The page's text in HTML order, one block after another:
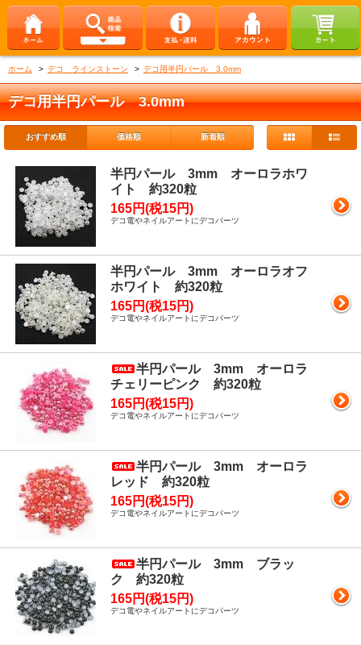
ホーム > デコ ラインストーン > デコ用半円パール 3.0mm
デコ用半円パール 3.0mm
おすすめ順 価格順 新着順
半円パール 3mm オーロラホワ
イト 約320粒
165円(税15円)
デコ電やネイルアートにデコパーツ
半円パール 3mm オーロラオフ
ホワイト 約320粒
165円(税15円)
デコ電やネイルアートにデコパーツ
半円パール 3mm オーロラ
チェリーピンク 約320粒
165円(税15円)
デコ電やネイルアートにデコパーツ
半円パール 3mm オーロラ
レッド 約320粒
165円(税15円)
デコ電やネイルアートにデコパーツ
半円パール 3mm ブラッ
ク 約320粒
165円(税15円)
デコ電やネイルアートにデコパーツ